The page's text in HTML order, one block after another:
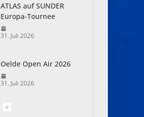
ATLAS auf SUNDER
Europa-Tournee
31. Juli 2026
Oelde Open Air 2026
31. Juli 2026
I Prevail – Violent